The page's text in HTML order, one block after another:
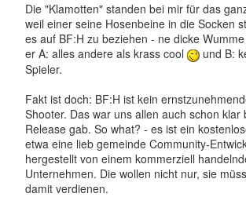
Die "Klamotten" standen bei mir für das
weil einer seine Hosenbeine in die Socken
es auf BF:H zu beziehen - ne dicke
er A: alles andere als krass cool
und B:
Spieler.
Fakt ist doch: BF:H ist kein
Shooter. Das war uns allen auch schon klar
Release gab. So what? - es ist ein
etwa eine lieb gemeinde Community-
hergestellt von einem kommerziell
Unternehmen. Die wollen nicht nur, sie
damit verdienen.